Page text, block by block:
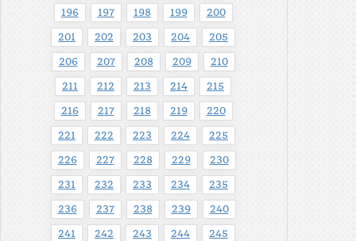
196 197 198 199 200
201 202 203 204 205
206 207 208 209 210
211 212 213 214 215
216 217 218 219 220
221 222 223 224 225
226 227 228 229 230
231 232 233 234 235
236 237 238 239 240
241 242 243 244 245